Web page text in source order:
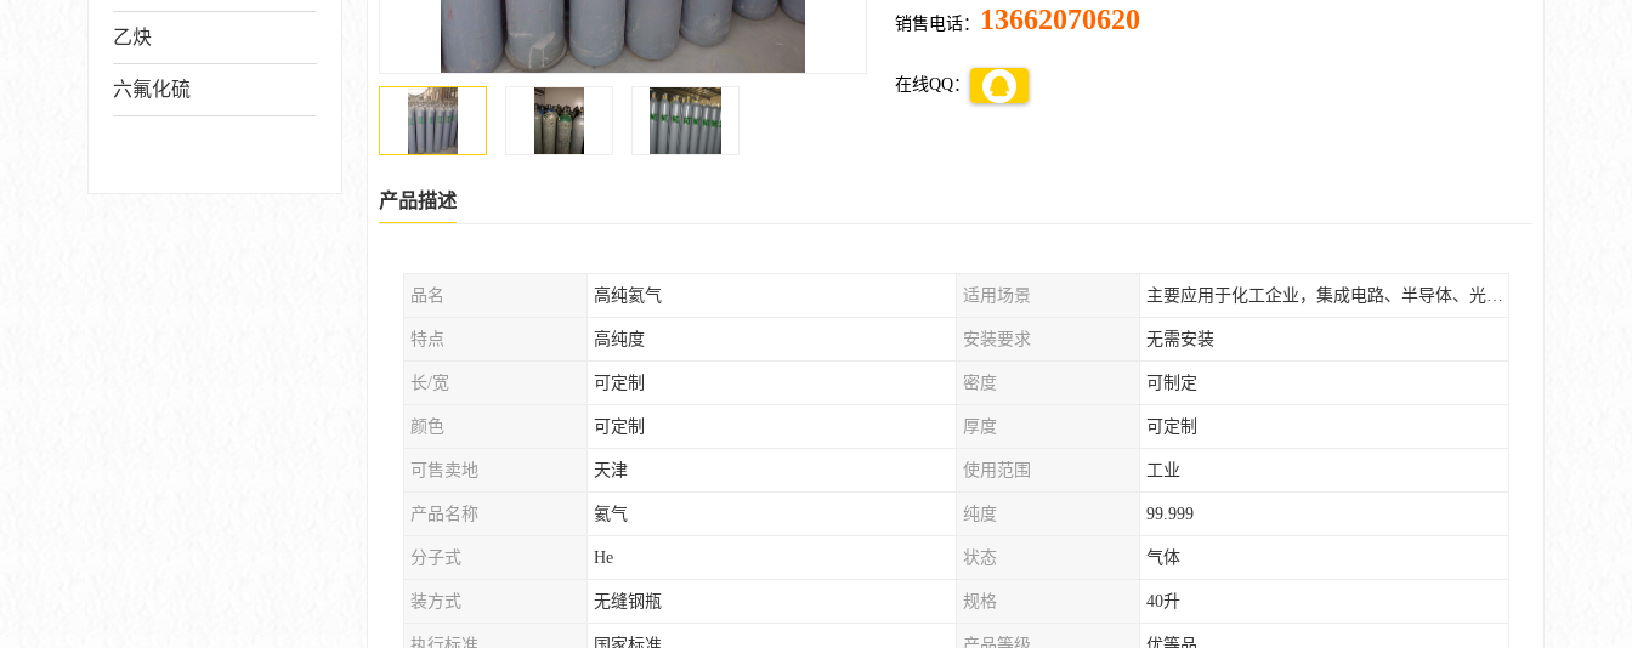
乙炔
六氟化硫
销售电话： 13662070620
在线QQ：
产品描述
品名 高纯氦气 适用场景 主要应用于化工企业，集成电路、半导体、光伏电池
特点 高纯度 安装要求 无需安装
长/宽 可定制 密度 可制定
颜色 可定制 厚度 可定制
可售卖地 天津 使用范围 工业
产品名称 氦气 纯度 99.999
分子式 He 状态 气体
装方式 无缝钢瓶 规格 40升